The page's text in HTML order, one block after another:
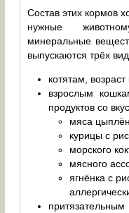
Состав этих кормов
нужные
минеральные
выпускаются трёх
котятам,
взрослым
продуктов со
мяса
курицы с
морского
мясного
ягнёнка с